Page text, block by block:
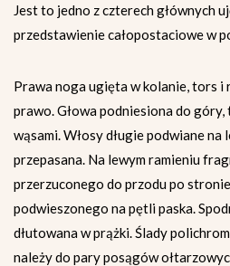
Jest to jedno z czterech głównych
przedstawienie całopostaciowe w
Prawa noga ugięta w kolanie, tors i
prawo. Głowa podniesiona do góry,
wąsami. Włosy długie podwiane na
przepasana. Na lewym ramieniu
przerzuconego do przodu po
podwieszonego na pętli paska.
dłutowana w prążki. Ślady
należy do pary posągów